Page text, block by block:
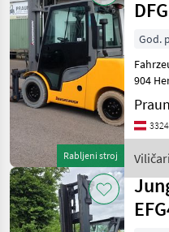
TRENUTNA
STAZA
Poljoprivredna
tehnika
Vilicari I
Skladisna
Tehnika
Vilicari
ODABERITE
KATEGORIJU
Poništi
Prikaži 8
rezultata
Rabljeni stroj
God.
904